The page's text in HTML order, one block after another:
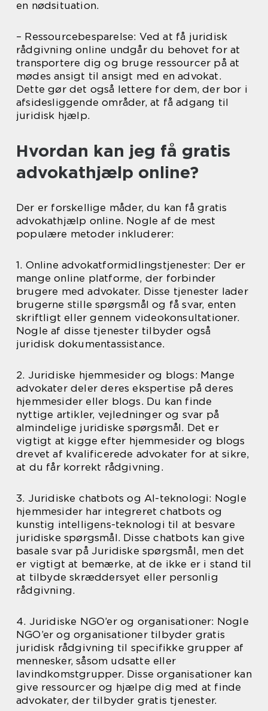
en nødsituation.
– Ressourcebesparelse: Ved at få juridisk
rådgivning online undgår du behovet for at
transportere dig og bruge ressourcer på at
mødes ansigt til ansigt med en advokat.
Dette gør det også lettere for dem, der bor i
afsidesliggende områder, at få adgang til
juridisk hjælp.
Hvordan kan jeg få gratis
advokathjælp online?
Der er forskellige måder, du kan få gratis
advokathjælp online. Nogle af de mest
populære metoder inkluderer:
1. Online advokatformidlingstjenester: Der er
mange online platforme, der forbinder
brugere med advokater. Disse tjenester lader
brugerne stille spørgsmål og få svar, enten
skriftligt eller gennem videokonsultationer.
Nogle af disse tjenester tilbyder også
juridisk dokumentassistance.
2. Juridiske hjemmesider og blogs: Mange
advokater deler deres ekspertise på deres
hjemmesider eller blogs. Du kan finde
nyttige artikler, vejledninger og svar på
almindelige juridiske spørgsmål. Det er
vigtigt at kigge efter hjemmesider og blogs
drevet af kvalificerede advokater for at sikre,
at du får korrekt rådgivning.
3. Juridiske chatbots og AI-teknologi: Nogle
hjemmesider har integreret chatbots og
kunstig intelligens-teknologi til at besvare
juridiske spørgsmål. Disse chatbots kan give
basale svar på Juridiske spørgsmål, men det
er vigtigt at bemærke, at de ikke er i stand til
at tilbyde skræddersyet eller personlig
rådgivning.
4. Juridiske NGO’er og organisationer: Nogle
NGO’er og organisationer tilbyder gratis
juridisk rådgivning til specifikke grupper af
mennesker, såsom udsatte eller
lavindkomstgrupper. Disse organisationer kan
give ressourcer og hjælpe dig med at finde
advokater, der tilbyder gratis tjenester.